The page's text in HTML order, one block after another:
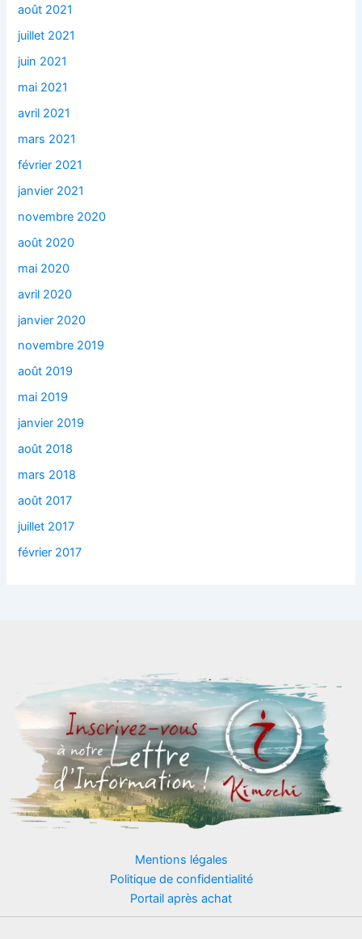
août 2021
juillet 2021
juin 2021
mai 2021
avril 2021
mars 2021
février 2021
janvier 2021
novembre 2020
août 2020
mai 2020
avril 2020
janvier 2020
novembre 2019
août 2019
mai 2019
janvier 2019
août 2018
mars 2018
août 2017
juillet 2017
février 2017
Mentions légales
Politique de confidentialité
Portail après achat